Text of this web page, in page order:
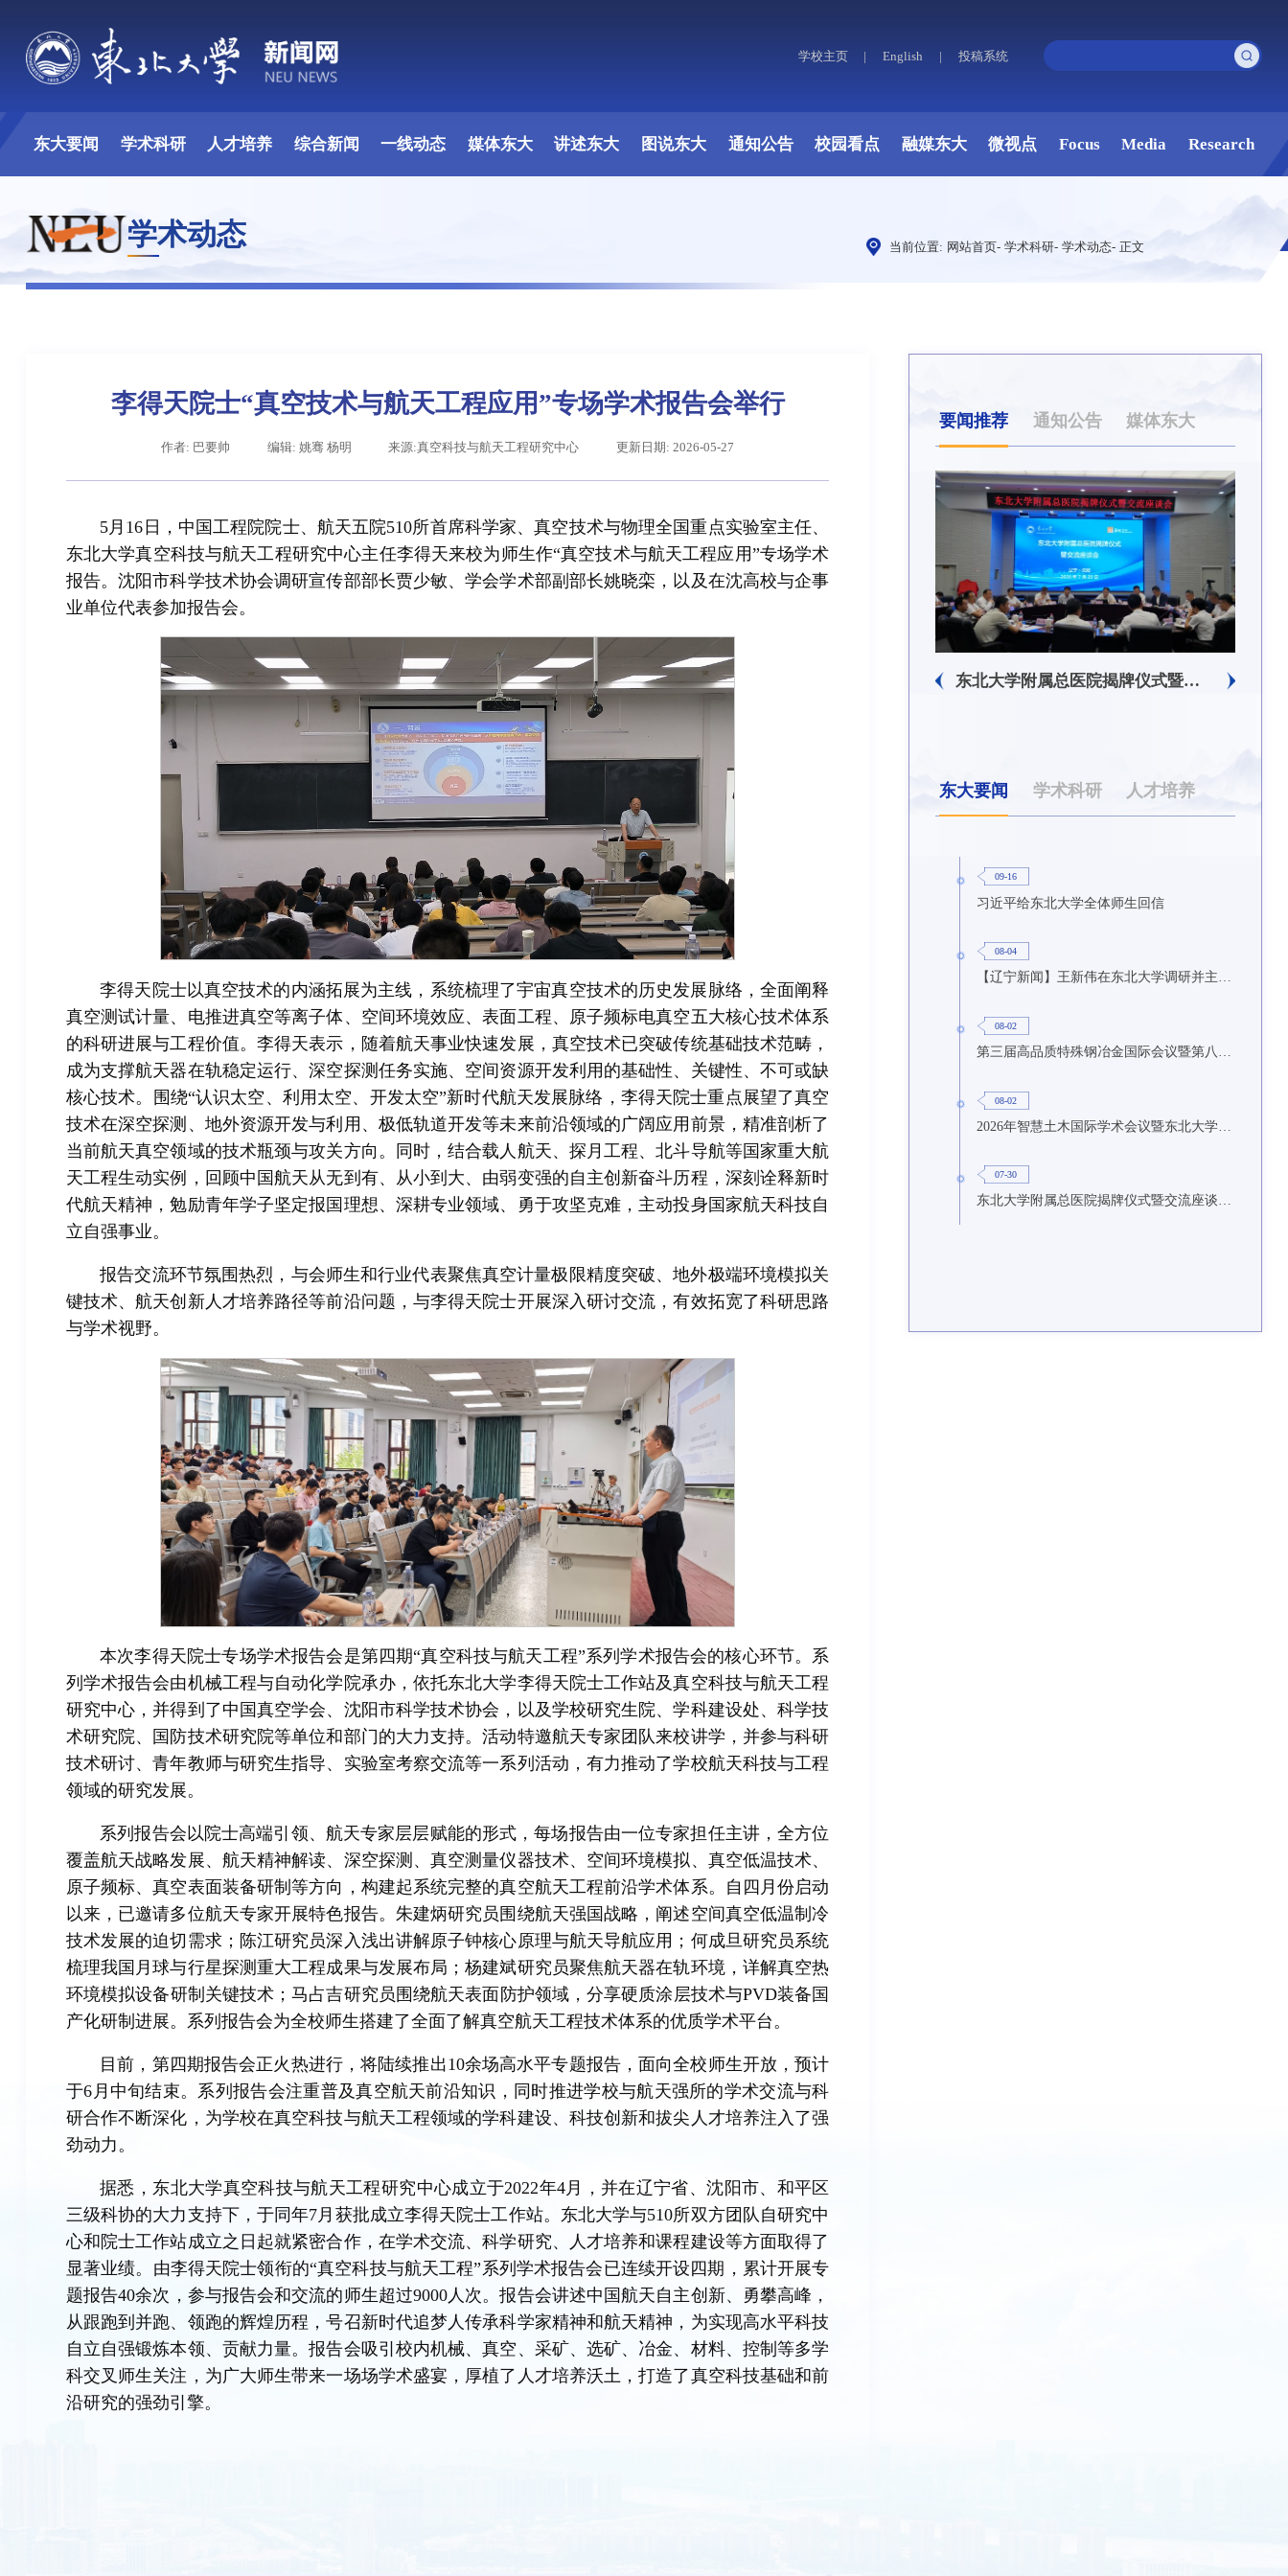
学校主页 | English | 投稿系统
东大要闻 学术科研 人才培养 综合新闻 一线动态 媒体东大 讲述东大 图说东大 通知公告 校园看点 融媒东大 微视点 Focus Media Research
学术动态 当前位置: 网站首页- 学术科研- 学术动态- 正文
李得天院士“真空技术与航天工程应用”专场学术报告会举行
作者: 巴要帅 编辑: 姚骞 杨明 来源:真空科技与航天工程研究中心 更新日期: 2026-05-27
5月16日，中国工程院院士、航天五院510所首席科学家、真空技术与物理全国重点实验室主任、
东北大学真空科技与航天工程研究中心主任李得天来校为师生作“真空技术与航天工程应用”专场学术
报告。沈阳市科学技术协会调研宣传部部长贾少敏、学会学术部副部长姚晓栾，以及在沈高校与企事
业单位代表参加报告会。
李得天院士以真空技术的内涵拓展为主线，系统梳理了宇宙真空技术的历史发展脉络，全面阐释
真空测试计量、电推进真空等离子体、空间环境效应、表面工程、原子频标电真空五大核心技术体系
的科研进展与工程价值。李得天表示，随着航天事业快速发展，真空技术已突破传统基础技术范畴，
成为支撑航天器在轨稳定运行、深空探测任务实施、空间资源开发利用的基础性、关键性、不可或缺
核心技术。围绕“认识太空、利用太空、开发太空”新时代航天发展脉络，李得天院士重点展望了真空
技术在深空探测、地外资源开发与利用、极低轨道开发等未来前沿领域的广阔应用前景，精准剖析了
当前航天真空领域的技术瓶颈与攻关方向。同时，结合载人航天、探月工程、北斗导航等国家重大航
天工程生动实例，回顾中国航天从无到有、从小到大、由弱变强的自主创新奋斗历程，深刻诠释新时
代航天精神，勉励青年学子坚定报国理想、深耕专业领域、勇于攻坚克难，主动投身国家航天科技自
立自强事业。
报告交流环节氛围热烈，与会师生和行业代表聚焦真空计量极限精度突破、地外极端环境模拟关
键技术、航天创新人才培养路径等前沿问题，与李得天院士开展深入研讨交流，有效拓宽了科研思路
与学术视野。
本次李得天院士专场学术报告会是第四期“真空科技与航天工程”系列学术报告会的核心环节。系
列学术报告会由机械工程与自动化学院承办，依托东北大学李得天院士工作站及真空科技与航天工程
研究中心，并得到了中国真空学会、沈阳市科学技术协会，以及学校研究生院、学科建设处、科学技
术研究院、国防技术研究院等单位和部门的大力支持。活动特邀航天专家团队来校讲学，并参与科研
技术研讨、青年教师与研究生指导、实验室考察交流等一系列活动，有力推动了学校航天科技与工程
领域的研究发展。
系列报告会以院士高端引领、航天专家层层赋能的形式，每场报告由一位专家担任主讲，全方位
覆盖航天战略发展、航天精神解读、深空探测、真空测量仪器技术、空间环境模拟、真空低温技术、
原子频标、真空表面装备研制等方向，构建起系统完整的真空航天工程前沿学术体系。自四月份启动
以来，已邀请多位航天专家开展特色报告。朱建炳研究员围绕航天强国战略，阐述空间真空低温制冷
技术发展的迫切需求；陈江研究员深入浅出讲解原子钟核心原理与航天导航应用；何成旦研究员系统
梳理我国月球与行星探测重大工程成果与发展布局；杨建斌研究员聚焦航天器在轨环境，详解真空热
环境模拟设备研制关键技术；马占吉研究员围绕航天表面防护领域，分享硬质涂层技术与PVD装备国
产化研制进展。系列报告会为全校师生搭建了全面了解真空航天工程技术体系的优质学术平台。
目前，第四期报告会正火热进行，将陆续推出10余场高水平专题报告，面向全校师生开放，预计
于6月中旬结束。系列报告会注重普及真空航天前沿知识，同时推进学校与航天强所的学术交流与科
研合作不断深化，为学校在真空科技与航天工程领域的学科建设、科技创新和拔尖人才培养注入了强
劲动力。
据悉，东北大学真空科技与航天工程研究中心成立于2022年4月，并在辽宁省、沈阳市、和平区
三级科协的大力支持下，于同年7月获批成立李得天院士工作站。东北大学与510所双方团队自研究中
心和院士工作站成立之日起就紧密合作，在学术交流、科学研究、人才培养和课程建设等方面取得了
显著业绩。由李得天院士领衔的“真空科技与航天工程”系列学术报告会已连续开设四期，累计开展专
题报告40余次，参与报告会和交流的师生超过9000人次。报告会讲述中国航天自主创新、勇攀高峰，
从跟跑到并跑、领跑的辉煌历程，号召新时代追梦人传承科学家精神和航天精神，为实现高水平科技
自立自强锻炼本领、贡献力量。报告会吸引校内机械、真空、采矿、选矿、冶金、材料、控制等多学
科交叉师生关注，为广大师生带来一场场学术盛宴，厚植了人才培养沃土，打造了真空科技基础和前
沿研究的强劲引擎。
要闻推荐 通知公告 媒体东大
辽宁省卓越工程师培养联合体在东北大学成立 习近平给东北大学全体师生回信 东北大学举办树立和践行正确政绩观学习教育培训班
东大要闻 学术科研 人才培养
09-16
习近平给东北大学全体师生回信
08-04
【辽宁新闻】王新伟在东北大学调研并主持召开座谈会
08-02
08-02
07-30
东北大学附属总医院揭牌仪式暨交流座谈会举行